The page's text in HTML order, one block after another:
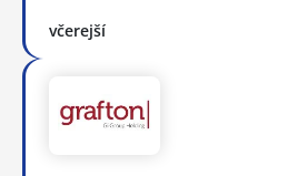
včerejší